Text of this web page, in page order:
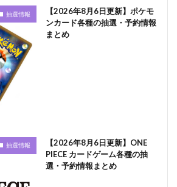
抽選情報
【2026年8月6日更新】ポケモ
ンカード各種の抽選・予約情報
まとめ
抽選情報
【2026年8月6日更新】ONE
PIECE カードゲーム各種の抽
選・予約情報まとめ